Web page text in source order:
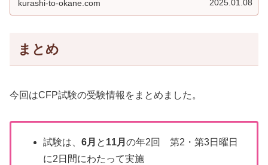
kurashi-to-okane.com 2025.01.08
まとめ
今回はCFP試験の受験情報をまとめました。
試験は、6月 と 11月の年2回 第2・第3日曜日
に2日間にわたって実施